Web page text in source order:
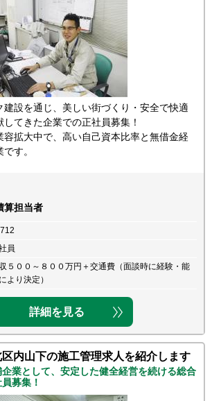
建設を通じ、美しい街づくり・安全で快適
てきた企業での正社員募集！
容拡大中で、高い自己資本比率と無借金経
す。
算担当者
員
５００～８００万円＋交通費（面談時に経験・能
より決定）
詳細を見る
内山下の施工管理求人を紹介します
業として、安定した健全経営を続ける総合
募集！